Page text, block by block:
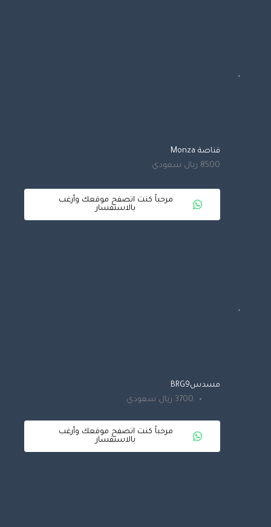
قناصة Monza
8500 ريال سعودي
مرحباً كنت اتصفح موقعك وأرغب
بالاستفسار
مسدسBRG9
3700 ريال سعودي
مرحباً كنت اتصفح موقعك وأرغب
بالاستفسار